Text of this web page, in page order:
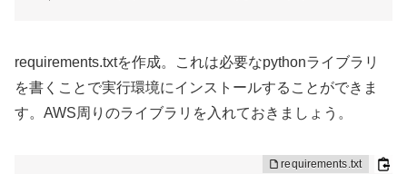
requirements.txtを作成。これは必要なpythonライブラリ
を書くことで実行環境にインストールすることができま
す。AWS周りのライブラリを入れておきましょう。